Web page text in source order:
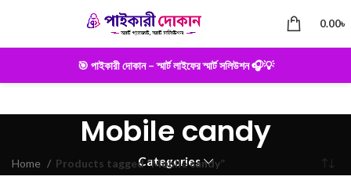
0.00৳
🎯 পাইকারী দোকান – স্মার্ট লাইফের স্মার্ট সলিউশন 🎧💡
Mobile candy
Categories
Home Products tagged “Mobile candy”